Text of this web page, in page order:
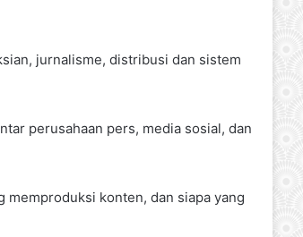
jurnalisme, distribusi dan sistem
perusahaan pers, media sosial, dan
memproduksi konten, dan siapa yang